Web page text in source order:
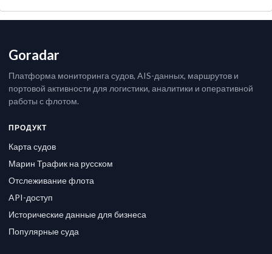
Goradar
Платформа мониторинга судов, AIS-данных, маршрутов и
портовой активности для логистики, аналитики и оперативной
работы с флотом.
ПРОДУКТ
Карта судов
Марин Трафик на русском
Отслеживание флота
API-доступ
Исторические данные для бизнеса
Популярные суда